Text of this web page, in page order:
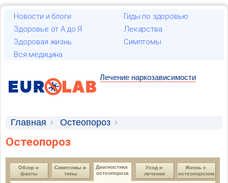
Новости и блоги
Гиды по здоровью
Здоровье от А до Я
Лекарства
Здоровая жизнь
Симптомы
Вся медицина
Лечение наркозависимости
Главная
Остеопороз
Диагностика остеопороза
Остеопороз
Обзор и
факты
Симптомы и
типы
Диагностика
остеопороза
Уход и
лечение
Жизнь с
оcтеопорозом